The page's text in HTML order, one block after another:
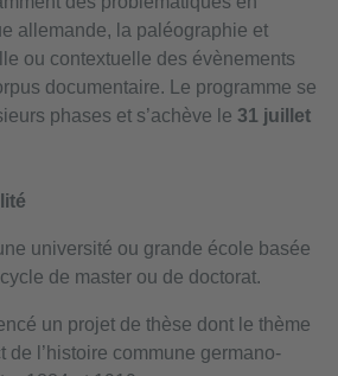
allemande, la paléographie et
ou contextuelle des évènements
documentaire. Le programme se
phases et s’achève le 31 juillet
université ou grande école basée
de master ou de doctorat.
un projet de thèse dont le thème
de l’histoire commune germano-